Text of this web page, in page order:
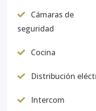
Cámaras de
seguridad
Cocina
Distribución
Intercom